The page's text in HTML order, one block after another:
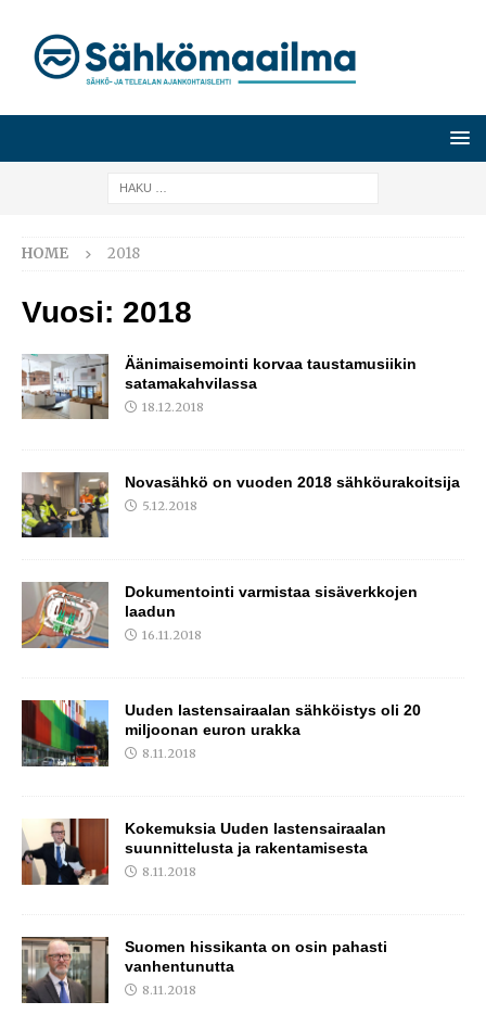
HOME 2018
Vuosi: 2018
Äänimaisemointi korvaa taustamusiikin
satamakahvilassa
18.12.2018
Novasähkö on vuoden 2018 sähköurakoitsija
5.12.2018
Dokumentointi varmistaa sisäverkkojen
laadun
16.11.2018
Uuden lastensairaalan sähköistys oli 20
miljoonan euron urakka
8.11.2018
Kokemuksia Uuden lastensairaalan
suunnittelusta ja rakentamisesta
8.11.2018
Suomen hissikanta on osin pahasti
vanhentunutta
8.11.2018